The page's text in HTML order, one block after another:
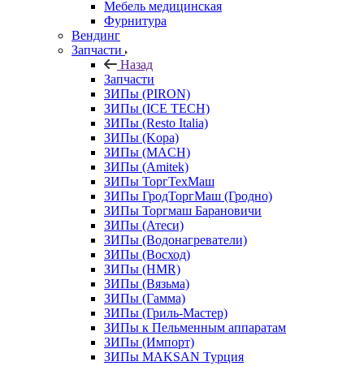
Мебель медицинская
Фурнитура
Вендинг
Запчасти
Назад
Запчасти
ЗИПы (PIRON)
ЗИПы (ICE TECH)
ЗИПы (Resto Italia)
ЗИПы (Kopa)
ЗИПы (MACH)
ЗИПы (Amitek)
ЗИПы ТоргТехМаш
ЗИПы ГродТоргМаш (Гродно)
ЗИПы Торгмаш Барановичи
ЗИПы (Атеси)
ЗИПы (Водонагреватели)
ЗИПы (Восход)
ЗИПы (HMR)
ЗИПы (Вязьма)
ЗИПы (Гамма)
ЗИПы (Гриль-Мастер)
ЗИПы к Пельменным аппаратам
ЗИПы (Импорт)
ЗИПы MAKSAN Турция